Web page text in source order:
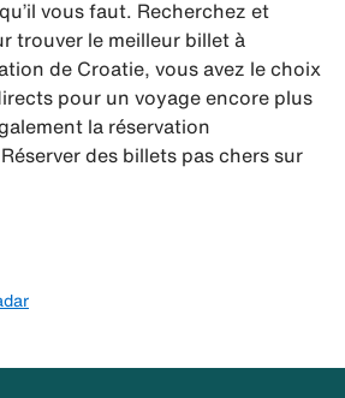
vous faut. Recherchez et
trouver le meilleur billet à
de Croatie, vous avez le choix
pour un voyage encore plus
la réservation
des billets pas chers sur